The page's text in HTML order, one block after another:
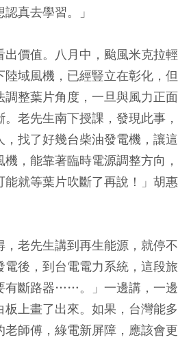
真去學習。」
價值。八月中，颱風米克拉輕
域風機，已經豎立在彰化，但
調整葉片角度，一旦與風力正面
老先生南下授課，發現此事，
找了好幾台柴油發電機，讓這
，能靠著臨時電源調整方向，
能就等葉片吹斷了再說！」胡惠
老先生講到再生能源，就停不
後，到台電電力系統，這段旅
斷路器……。」一邊講，一邊
上畫了出來。如果，台灣能多
老師傅，綠電新屏障，應該會更